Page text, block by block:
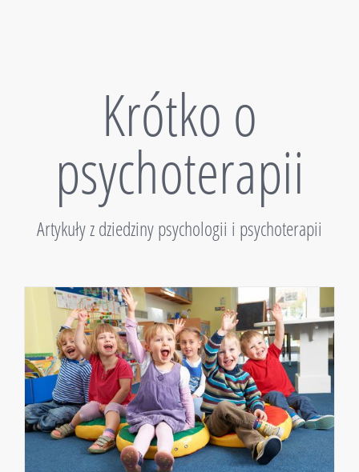
Krótko o
psychoterapii
Artykuły z dziedziny psychologii i psychoterapii